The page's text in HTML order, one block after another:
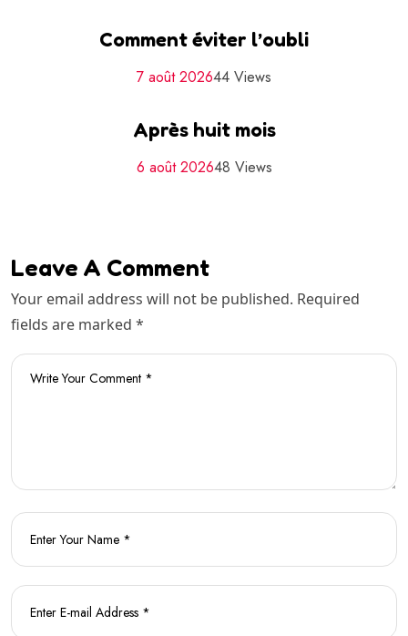
Comment éviter l’oubli
7 août 202644 Views
Après huit mois
6 août 202648 Views
Leave A Comment
Your email address will not be published. Required
fields are marked *